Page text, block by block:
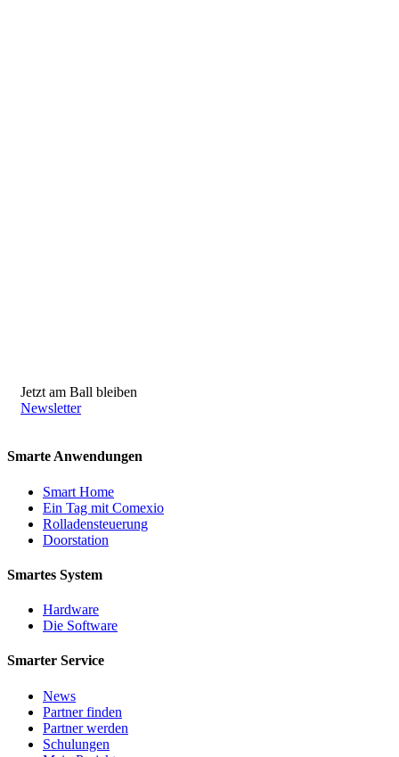
Jetzt am Ball bleiben
Newsletter
Smarte Anwendungen
Smart Home
Ein Tag mit Comexio
Rolladensteuerung
Doorstation
Smartes System
Hardware
Die Software
Smarter Service
News
Partner finden
Partner werden
Schulungen